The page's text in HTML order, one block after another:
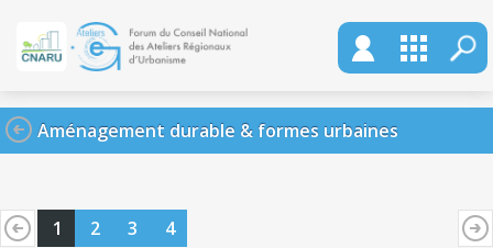
Aménagement durable & formes urbaines
1 2 3 4